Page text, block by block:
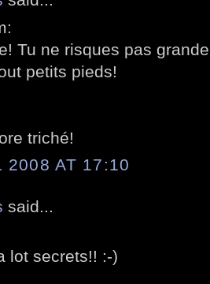
Tu ne risques pas
petits pieds!
triché!
2008 AT 17:10
said...
lot secrets!! :-)